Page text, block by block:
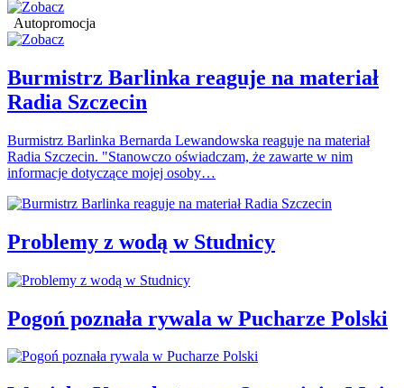
Autopromocja
Burmistrz Barlinka reaguje na materiał
Radia Szczecin
Burmistrz Barlinka Bernarda Lewandowska reaguje na materiał
Radia Szczecin. "Stanowczo oświadczam, że zawarte w nim
informacje dotyczące mojej osoby…
Problemy z wodą w Studnicy
Pogoń poznała rywala w Pucharze Polski